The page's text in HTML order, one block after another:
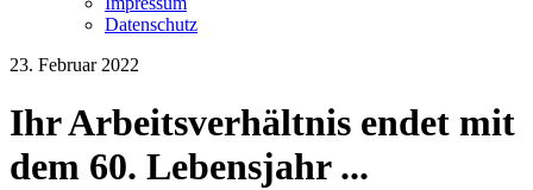
Datenschutz
23. Februar 2022
Ihr Arbeitsverhältnis endet mit
dem 60. Lebensjahr ...